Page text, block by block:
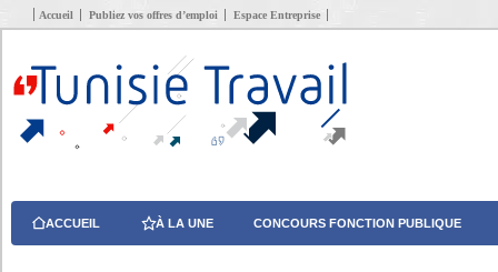
Accueil Publiez vos offres d’emploi Espace Entreprise
ACCUEIL À LA UNE CONCOURS FONCTION PUBLIQUE